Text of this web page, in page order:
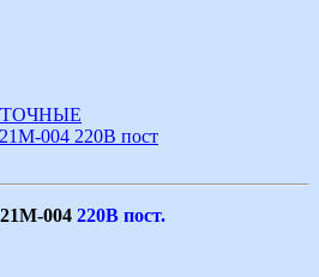
004 220В пост
004 220В пост.